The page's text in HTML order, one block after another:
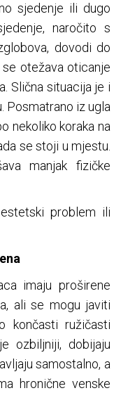
sjedenje ili dugo
naročito s
dovodi do
otežava oticanje
Slična situacija je i
Posmatrano iz ugla
nekoliko koraka na
se stoji u mjestu.
manjak fizičke
problem ili
imaju proširene
ali se mogu javiti
končasti ružičasti
ozbiljniji, dobijaju
samostalno, a
hronične venske